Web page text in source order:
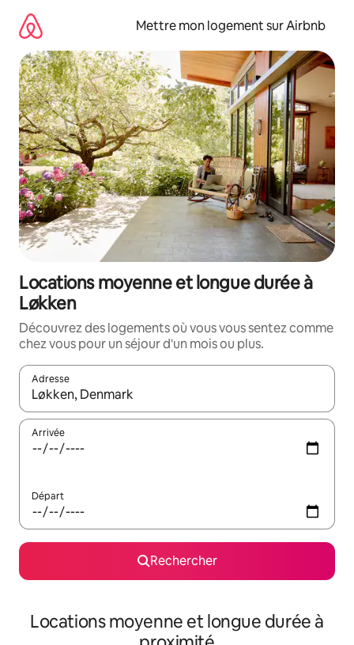
directement
contenu
Mettre mon logement sur Airbnb
Locations moyenne et longue durée à
Løkken
Découvrez des logements où vous vous sentez comme
chez vous pour un séjour d'un mois ou plus.
Adresse
Lorsque les résultats s'affichent, utilisez les flèches vers le
Arrivée
Départ
Rechercher
Locations moyenne et longue durée à